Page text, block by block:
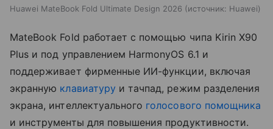
Huawei MateBook Fold Ultimate Design 2026 источник: Huawei
MateBook Fold работает с помощью чипа Kirin X90
Plus и под управлением HarmonyOS 6.1 и
поддерживает фирменные ИИ-функции, включая
экранную клавиатуру и тачпад, режим разделения
экрана, интеллектуального голосового помощника
и инструменты для повышения продуктивности.